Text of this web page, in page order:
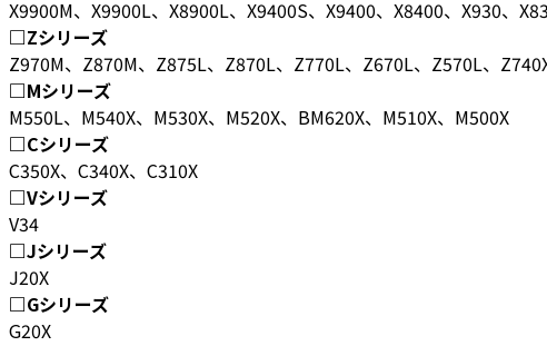
X9900M、X9900L、X8900L、X9400S、X9400、X8400、X930、
□Zシリーズ
Z970M、Z870M、Z875L、Z870L、Z770L、Z670L、Z570L、
□Mシリーズ
M550L、M540X、M530X、M520X、BM620X、M510X、M500X
□Cシリーズ
C350X、C340X、C310X
□Vシリーズ
V34
□Jシリーズ
J20X
□Gシリーズ
G20X